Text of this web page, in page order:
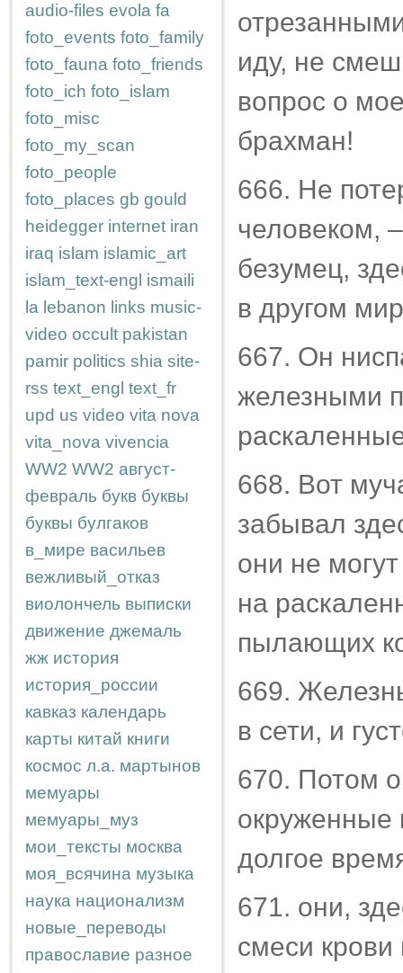
audio-files evola fa
foto_events foto_family
foto_fauna foto_friends
foto_ich foto_islam
foto_misc
foto_my_scan
foto_people
foto_places gb gould
heidegger internet iran
iraq islam islamic_art
islam_text-engl ismaili
la lebanon links music-
video occult pakistan
pamir politics shia site-
rss text_engl text_fr
upd us video vita nova
vita_nova vivencia
WW2 WW2 август-
февраль букв буквы
буквы булгаков
в_мире васильев
вежливый_отказ
виолончель выписки
движение джемаль
жж история
история_россии
кавказ календарь
карты китай книги
космос л.а. мартынов
мемуары
мемуары_муз
мои_тексты москва
моя_всячина музыка
наука национализм
новые_переводы
православие разное
иду, не
вопрос о
брахман!
666. Не
человеком,
безумец,
в другом
667. Он
железными
668. Вот
забывал
они не
на
пылающих
669.
в сети, и
670. Потом
окруженные
долгое
671. они,
смеси крови